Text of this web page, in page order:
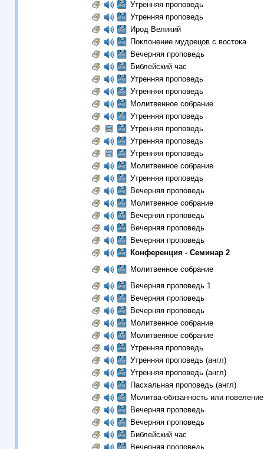
Утренняя проповедь
Утренняя проповедь
Ирод Великий
Поклонение мудрецов c востока
Вечерняя проповедь
Библейский час
Утренняя проповедь
Утренняя проповедь
Молитвенное собрание
Утренняя проповедь
Утренняя проповедь
Утренняя проповедь
Утренняя проповедь
Молитвенное собрание
Утренняя проповедь
Вечерняя проповедь
Молитвенное собрание
Вечерняя проповедь
Вечерняя проповедь
Вечерняя проповедь
Конференция - Семинар 2
Молитвенное собрание
Вечерняя проповедь 1
Вечерняя проповедь
Вечерняя проповедь
Молитвенное собрание
Молитвенное собрание
Утренняя проповедь
Утренняя проповедь (англ)
Утренняя проповедь (англ)
Пасхальная проповедь (англ)
Молитва-обязанность или
Вечерняя проповедь
Вечерняя проповедь
Библейский час
Вечерняя проповедь